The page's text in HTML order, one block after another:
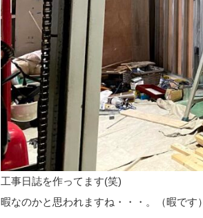
工事日誌を作ってます(笑)
暇なのかと思われますね・・・。（暇です）